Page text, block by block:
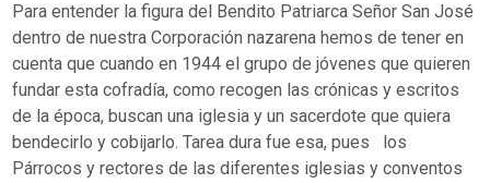
Para entender la figura del Bendito Patriarca Señor San José
dentro de nuestra Corporación nazarena hemos de tener en
cuenta que cuando en 1944 el grupo de jóvenes que quieren
fundar esta cofradía, como recogen las crónicas y escritos
de la época, buscan una iglesia y un sacerdote que quiera
bendecirlo y cobijarlo. Tarea dura fue esa, pues los
Párrocos y rectores de las diferentes iglesias y conventos